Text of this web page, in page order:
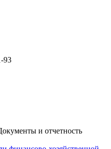
93
и отчетность